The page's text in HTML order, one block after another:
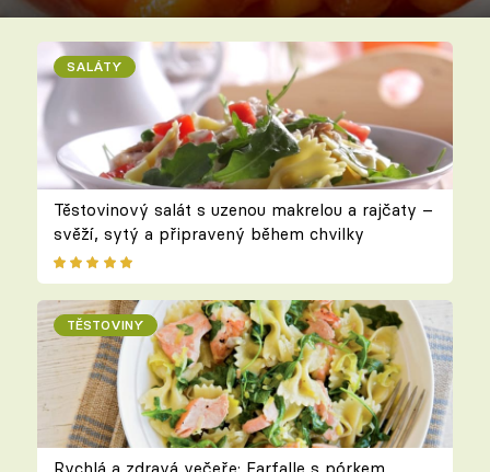
SALÁTY
Těstovinový salát s uzenou makrelou a rajčaty –
svěží, sytý a připravený během chvilky
TĚSTOVINY